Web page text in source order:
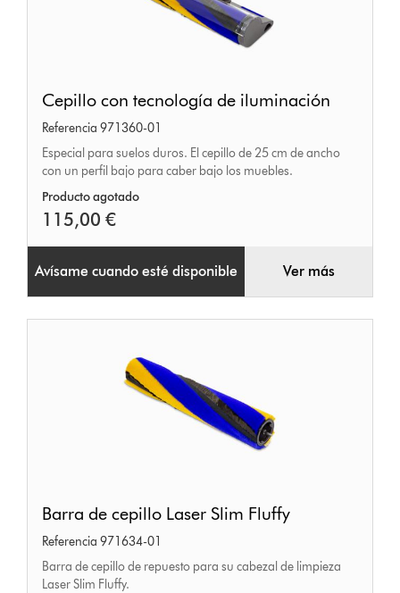
con
tecnología
de
iluminación
Cepillo con tecnología de iluminación
Referencia 971360-01
Especial para suelos duros. El cepillo de 25 cm de ancho
con un perfil bajo para caber bajo los muebles.
Producto agotado
115,00 €
Avísame cuando esté disponible Ver más
de
cepillo
Laser
Barra de cepillo Laser Slim Fluffy
Referencia 971634-01
Barra de cepillo de repuesto para su cabezal de limpieza
Laser Slim Fluffy.